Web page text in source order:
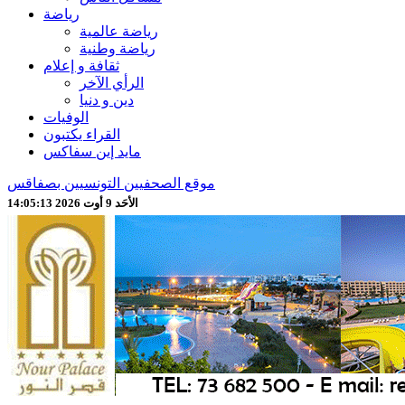
رياضة
رياضة عالمية
رياضة وطنية
ثقافة و إعلام
الرأي الآخر
دين و دنيا
الوفيات
القراء يكتبون
مايد إين سفاكس
موقع الصحفيين التونسيين بصفاقس
الأحَد 9 أوت 2026 14:05:15